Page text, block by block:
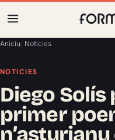
Aniciu/ Noticies
NOTICIES
Diego Solís
primer